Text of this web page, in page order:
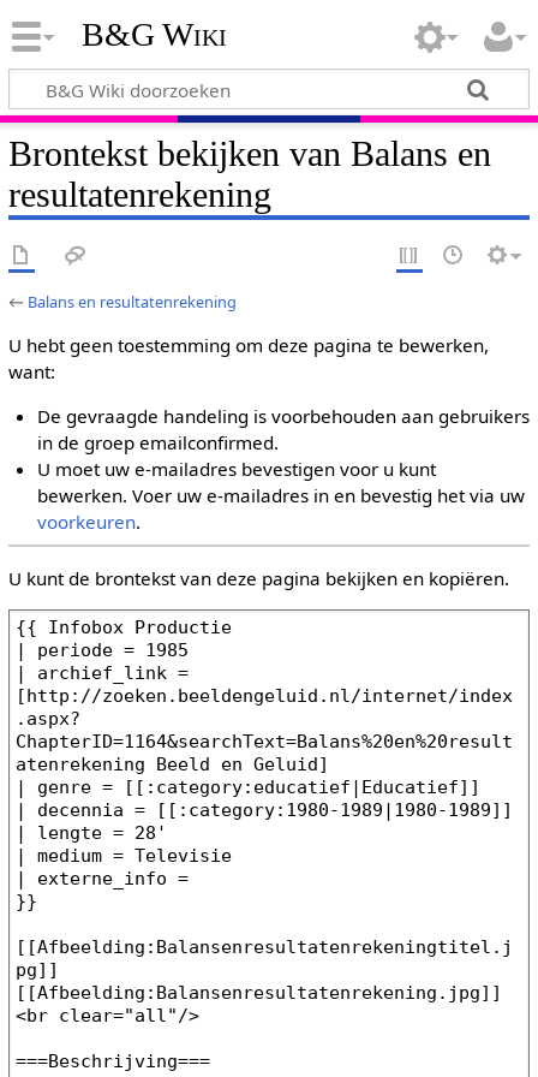
B&G Wiki
Brontekst bekijken van Balans en
resultatenrekening
← Balans en resultatenrekening
U hebt geen toestemming om deze pagina te bewerken,
want:
De gevraagde handeling is voorbehouden aan gebruikers
in de groep emailconfirmed.
U moet uw e-mailadres bevestigen voor u kunt
bewerken. Voer uw e-mailadres in en bevestig het via uw
voorkeuren.
U kunt de brontekst van deze pagina bekijken en kopiëren.